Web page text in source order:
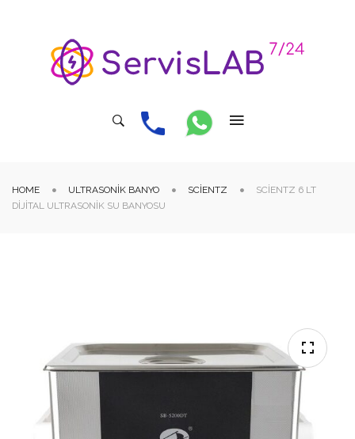
HOME ULTRASONIK BANYO SCIENTZ
SCIENTZ 6 LT
DIJITAL ULTRASONIK SU BANYOSU